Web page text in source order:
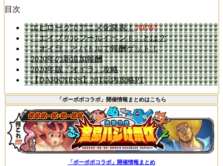
目次
エピローグでアニメ化発表！ NEW!
「エイプリルフールイベント」とは？
「オイラ」とバトルで報酬ゲット！
2020年の新追加報酬
2020年版『オイラ』攻略
【DARKNESS】20T以内攻略PT
「ボーボボコラボ」開催情報まとめはこちら
「ボーボボコラボ」開催情報まとめ